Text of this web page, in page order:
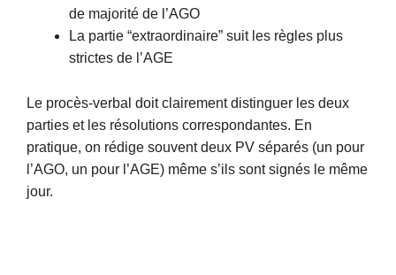
de majorité de l’AGO
La partie “extraordinaire” suit les règles plus
strictes de l’AGE
Le procès-verbal doit clairement distinguer les deux
parties et les résolutions correspondantes. En
pratique, on rédige souvent deux PV séparés (un pour
l’AGO, un pour l’AGE) même s’ils sont signés le même
jour.